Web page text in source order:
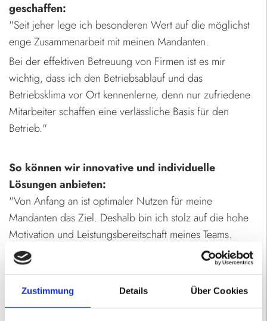
Zustimmung Details Über Cookies
geschaffen:
"Seit jeher lege ich besonderen Wert auf die möglichst
enge Zusammenarbeit mit meinen Mandanten.
Bei der effektiven Betreuung von Firmen ist es mir
wichtig, dass ich den Betriebsablauf und das
Betriebsklima vor Ort kennenlerne, denn nur zufriedene
Mitarbeiter schaffen eine verlässliche Basis für den
Betrieb."
So können wir innovative und individuelle
Lösungen anbieten:
"Von Anfang an ist optimaler Nutzen für meine
Mandanten das Ziel. Deshalb bin ich stolz auf die hohe
Motivation und Leistungsbereitschaft meines Teams.
Denn so entstehen mit den besseren Ideen einfach die
besseren Ergebnisse.
In meiner Kanzlei habe ich zudem ein komplettes EDV-
Inhouse-System installieren lassen.